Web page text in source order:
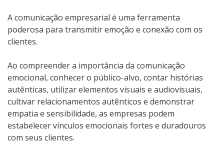
A comunicação empresarial é uma ferramenta
poderosa para transmitir emoção e conexão com os
clientes.
Ao compreender a importância da comunicação
emocional, conhecer o público-alvo, contar histórias
autênticas, utilizar elementos visuais e audiovisuais,
cultivar relacionamentos autênticos e demonstrar
empatia e sensibilidade, as empresas podem
estabelecer vínculos emocionais fortes e duradouros
com seus clientes.